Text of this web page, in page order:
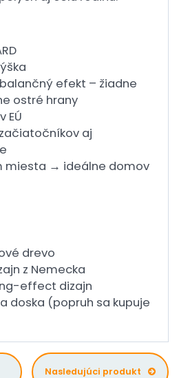
balančný efekt – žiadne
ostré hrany
EÚ
aj
miesta → ideálne domov
drevo
z Nemecka
effect dizajn
doska (popruh sa kupuje
Nasledujúci produkt